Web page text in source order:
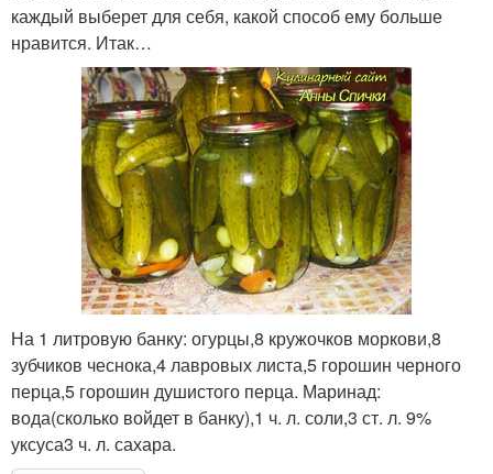
каждый выберет для себя, какой способ ему больше
нравится. Итак…
На 1 литровую банку: огурцы,8 кружочков моркови,8
зубчиков чеснока,4 лавровых листа,5 горошин черного
перца,5 горошин душистого перца. Маринад:
вода(сколько войдет в банку),1 ч. л. соли,3 ст. л. 9%
уксуса3 ч. л. сахара.